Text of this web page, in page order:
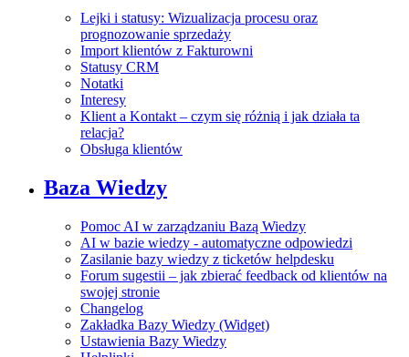
Lejki i statusy: Wizualizacja procesu oraz
prognozowanie sprzedaży
Import klientów z Fakturowni
Statusy CRM
Notatki
Interesy
Klient a Kontakt – czym się różnią i jak działa ta
relacja?
Obsługa klientów
Baza Wiedzy
Pomoc AI w zarządzaniu Bazą Wiedzy
AI w bazie wiedzy - automatyczne odpowiedzi
Zasilanie bazy wiedzy z ticketów helpdesku
Forum sugestii – jak zbierać feedback od klientów na
swojej stronie
Changelog
Zakładka Bazy Wiedzy (Widget)
Ustawienia Bazy Wiedzy